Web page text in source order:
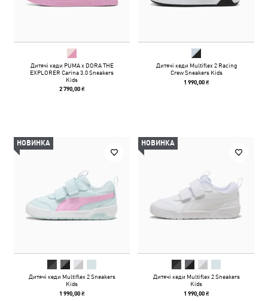
Дитячі кеди PUMA x DORA THE
EXPLORER Carina 3.0 Sneakers
Kids
2 790,00 ₴
Дитячі кеди Multiflex 2 Racing
Crew Sneakers Kids
1 990,00 ₴
НОВИНКА
Дитячі кеди Multiflex 2 Sneakers
Kids
1 990,00 ₴
НОВИНКА
Дитячі кеди Multiflex 2 Sneakers
Kids
1 990,00 ₴